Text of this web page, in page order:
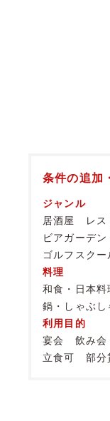
条件の追加
ジャンル
居酒屋
レス
ビアガーデ
ゴルフスクー
料理
和食・日本料
鍋・しゃぶし
利用目的
宴会
飲み会
立食可
部分